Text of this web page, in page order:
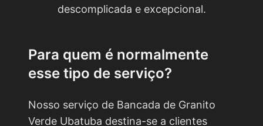
descomplicada e excepcional.
Para quem é normalmente
esse tipo de serviço?
Nosso serviço de Bancada de Granito
Verde Ubatuba destina-se a clientes